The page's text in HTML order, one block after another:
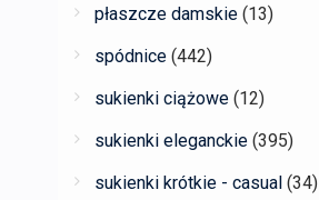
płaszcze damskie (13)
spódnice (442)
sukienki ciążowe (12)
sukienki eleganckie (395)
sukienki krótkie - casual (34)